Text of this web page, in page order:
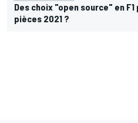
Des choix "open source" en
pièces 2021 ?